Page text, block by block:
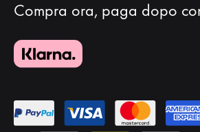
Compra ora, paga dopo